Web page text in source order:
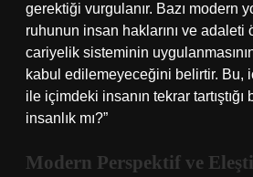
gerektiği vurgulanır. Bazı modern
ruhunun insan haklarını ve adaleti
cariyelik sisteminin
kabul edilemeyeceğini belirtir. Bu,
ile içimdeki insanın tekrar tartıştığı
insanlık mı?”
Modern Perspektif ve